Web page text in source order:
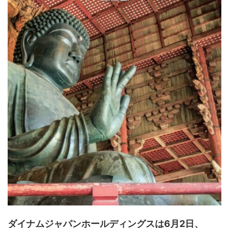
ダイナムジャパンホールディングスは6月2日、